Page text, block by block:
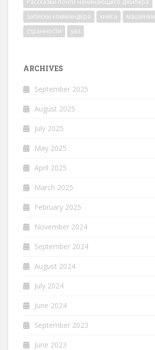
записки коммандера
книга машинки
странности
уаз
ARCHIVES
September 2025
August 2025
July 2025
May 2025
April 2025
March 2025
February 2025
November 2024
September 2024
August 2024
July 2024
June 2024
September 2023
June 2023